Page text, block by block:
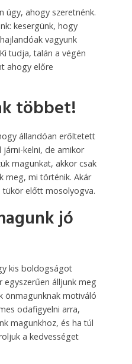
úgy, ahogy szeretnénk.
kesergünk, hogy
vagyunk
tudja, talán a végén
ahogy előre
többet!
állandóan erőltetett
járni-kelni, de amikor
magunkat, akkor csak
meg, mi történik. Akár
előtt mosolyogva.
jó
kis boldogságot
egyszerűen álljunk meg
önmagunknak motiváló
odafigyelni arra,
magunkhoz, és ha túl
a kedvességet